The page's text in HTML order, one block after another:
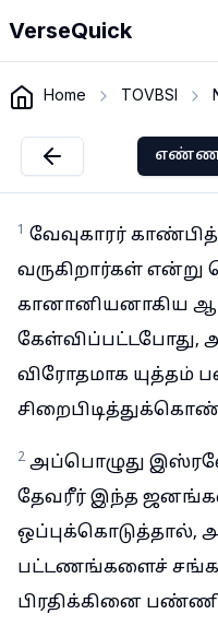
VerseQuick
Home TOVBSI
1 வேவுகாரர்
வருகிறார்கள்
கானானியனாகிய
கேள்விப்பட்டபோது,
விரோதமாக யுத்தம்
2 அப்பொழுது
தேவரீர் இந்த
ஒப்புக்கொடுத்தால்,
பட்டணங்களைச்
பிரதிக்கினை